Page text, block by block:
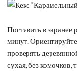
Поставить в
минут.
проверять
сухая, без комочков,